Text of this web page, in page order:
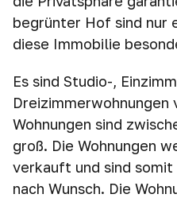
begrünter Hof sind nur
diese Immobilie
Es sind Studio-,
Dreizimmerwohnungen
Wohnungen sind
groß. Die Wohnungen
verkauft und sind
nach Wunsch. Die